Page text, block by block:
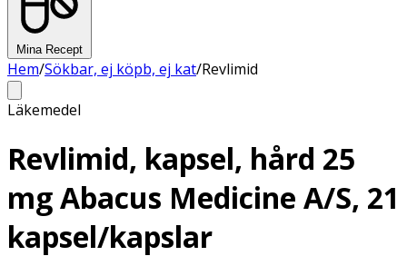
Mina Recept
Hem/Sökbar, ej köpb, ej kat/Revlimid
Läkemedel
Revlimid, kapsel, hård 25
mg Abacus Medicine A/S, 21
kapsel/kapslar